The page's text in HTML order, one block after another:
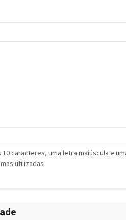
caracteres, uma letra maiúscula e
utilizadas